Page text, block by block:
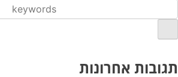
תגובות אחרונות